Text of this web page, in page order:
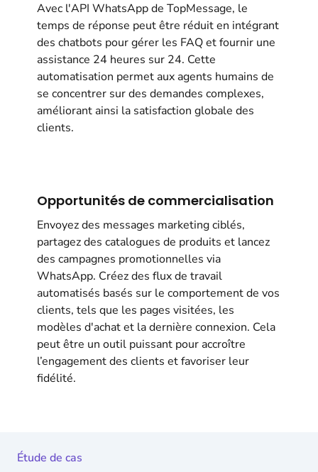
Avec l'API WhatsApp de TopMessage, le
temps de réponse peut être réduit en intégrant
des chatbots pour gérer les FAQ et fournir une
assistance 24 heures sur 24. Cette
automatisation permet aux agents humains de
se concentrer sur des demandes complexes,
améliorant ainsi la satisfaction globale des
clients.
Opportunités de commercialisation
Envoyez des messages marketing ciblés,
partagez des catalogues de produits et lancez
des campagnes promotionnelles via
WhatsApp. Créez des flux de travail
automatisés basés sur le comportement de vos
clients, tels que les pages visitées, les
modèles d'achat et la dernière connexion. Cela
peut être un outil puissant pour accroître
l’engagement des clients et favoriser leur
fidélité.
Étude de cas